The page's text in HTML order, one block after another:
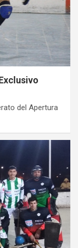
del Apertura